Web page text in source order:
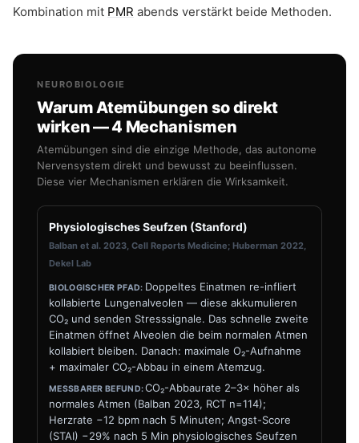
Kombination mit PMR abends verstärkt beide Methoden.
NEUROBIOLOGIE
Warum Atemübungen so direkt
wirken — 4 Mechanismen
Atemübungen sind die einzige Methode, das autonome
Nervensystem direkt und bewusst zu beeinflussen.
Diese vier Mechanismen erklären die Wirksamkeit.
Physiologisches Seufzen (Stanford)
Balban et al. 2023, Cell Reports Medicine; Huberman 2022,
Dekel Lab
Doppeltes Einatmen re-infliert
kollabierte Lungenalveolen — diese akkumulieren
CO₂ und senden Stresssignale. Das schnelle zweite
Einatmen öffnet Alveolen die beim normalen Atmen
kollabiert bleiben. Danach: maximale O₂-Aufnahme
+ maximaler CO₂-Abbau in einem Atemzug.
CO₂-Abbaurate 2–3× höher als
normales Atmen (Balban 2023, RCT n=114);
Herzrate −12 bpm nach 5 Minuten; Angst-Score
(STAI) −29% nach 5 Min physiologisches Seufzen